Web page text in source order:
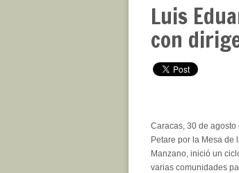
Luis
con
Caracas, 30 de agosto
Petare por la Mesa de
Manzano, inició un
varias comunidades